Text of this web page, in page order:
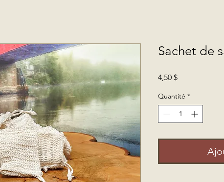
Sachet de
4,50 $Prix
Quantité *